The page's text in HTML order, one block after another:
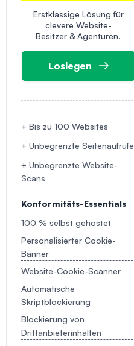
Erstklassige Lösung für
clevere Website-
Besitzer & Agenturen.
Loslegen
+ Bis zu 100 Websites
+ Unbegrenzte Seitenaufrufe
+ Unbegrenzte Website-
Scans
Konformitäts-Essentials
100 % selbst gehostet
Personalisierter Cookie-
Banner
Website-Cookie-Scanner
Automatische
Skriptblockierung
Blockierung von
Drittanbieterinhalten